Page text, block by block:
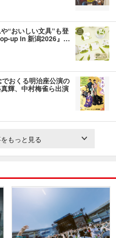
“おいしい文具”も登
up in 新潟2026』…
おくる明治座公演の
輝、中村梅雀ら出演
もっと見る